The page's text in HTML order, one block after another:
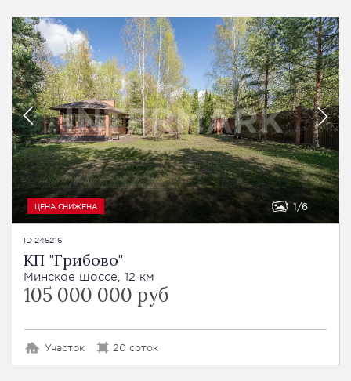
ЦЕНА СНИЖЕНА 1 6
ID 245216
КП "Грибово"
Минское шоссе, 12 км
105 000 000 руб
Участок 20 соток